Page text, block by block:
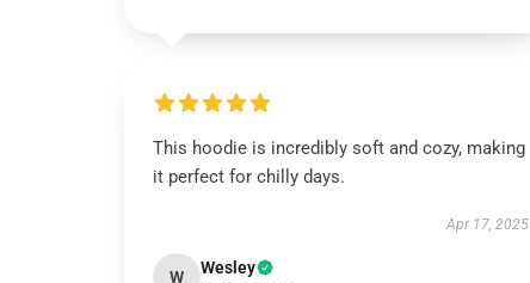
This hoodie is incredibly soft and cozy, making
it perfect for chilly days.
Apr 17, 2025
W Wesley